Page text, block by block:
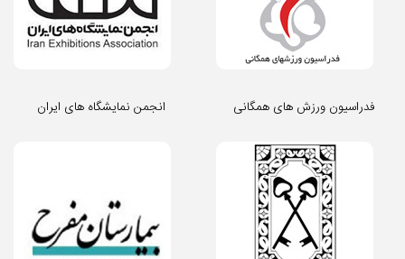
انجمن نمایشگاه های ایران فدراسیون ورزش های همگانی